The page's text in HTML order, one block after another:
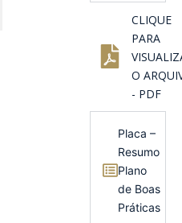
CLIQUE
PARA
O
- PDF
Placa –
Resumo
Plano
de Boas
Práticas